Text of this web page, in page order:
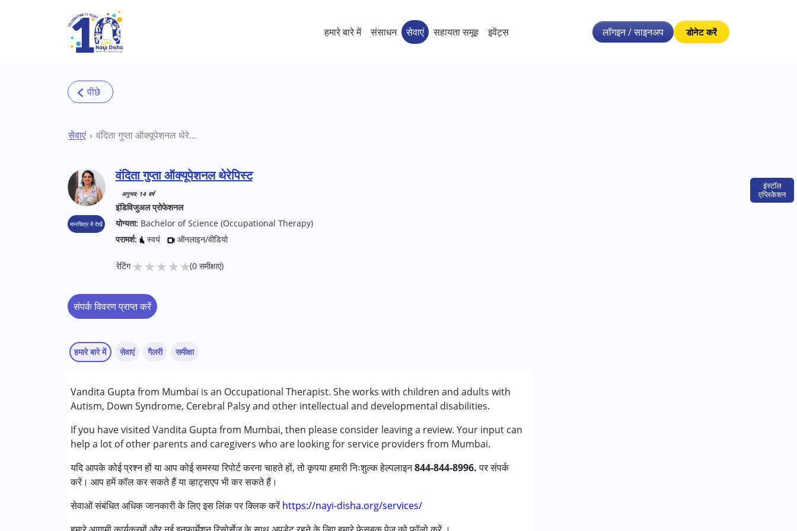
Skip to main content
इंस्टॉल
एप्लिकेशन
हमारे बारे में संसाधन सेवाएं सहायता समूह इवेंट्स लॉगइन / साइनअप डोनेट करें
सेवाएं वंदिता गुप्ता ऑक्यूपेशनल थेरेपिस्ट
मानचित्र में देखें
वंदिता गुप्ता ऑक्यूपेशनल थेरेपिस्ट
अनुभव: 14 वर्ष
इंडिविजुअल प्रोफेशनल
योग्यता: Bachelor of Science (Occupational Therapy)
परामर्श:
स्वयं ऑनलाइन/वीडियो
रेटिंग ★★★★★(0 समीक्षाएं)
संपर्क विवरण प्राप्त करें
हमारे बारे में
Vandita Gupta from Mumbai is an Occupational Therapist. She works with children and adults with
Autism, Down Syndrome, Cerebral Palsy and other intellectual and developmental disabilities.
If you have visited Vandita Gupta from Mumbai, then please consider leaving a review. Your input can
help a lot of other parents and caregivers who are looking for service providers from Mumbai.
यदि आपके कोई प्रश्न हों या आप कोई समस्या रिपोर्ट करना चाहते हों, तो कृपया हमारी निःशुल्क हेल्पलाइन844-844-8996.पर संपर्क
करें। आप हमें कॉल कर सकते हैं या व्हाट्सएप भी कर सकते हैं।
सेवाओं संबंधित अधिक जानकारी के लिए इस लिंक पर क्लिक करें https://nayi-disha.org/services/
सेवाएं
एबीए थेरेपी
कला आधारित चिकित्सा
आकलन
काउंसिलिंग
राहत देखभाल
सेंसरी इंटीग्रेशन
निम्नलिखित विकलांगता संबंधित सेवाएं उपलब्ध :
गैलरी समीक्षा